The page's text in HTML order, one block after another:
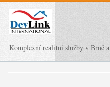
Komplexní realitní služby v Brně